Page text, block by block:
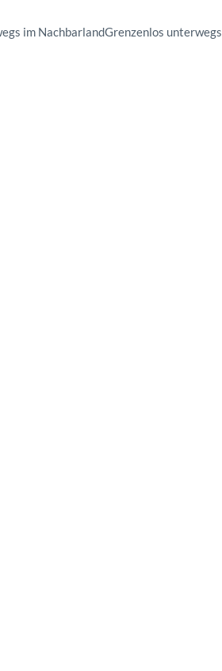
im NachbarlandGrenzenlos unterwegs